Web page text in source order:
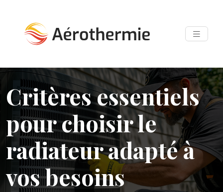
Critères essentiels
pour choisir le
radiateur adapté à
vos besoins